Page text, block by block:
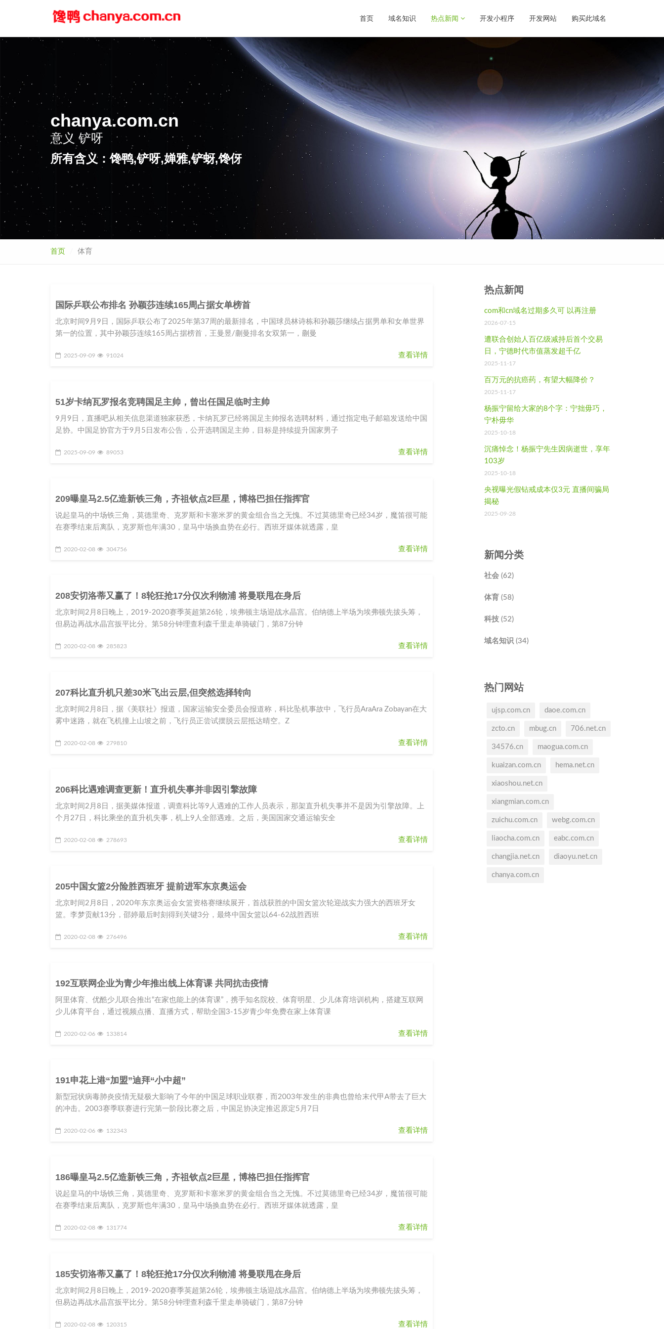
首页 域名知识 热点新闻 开发小程序 开发网站 购买此域名
chanya.com.cn
意义 铲呀
所有含义：馋鸭,铲呀,婵雅,铲蚜,馋伢
首页 体育
国际乒联公布排名 孙颖莎连续165周占据女单榜首
北京时间9月9日，国际乒联公布了2025年第37周的最新排名，中国球员林诗栋和孙颖莎继续占据男单和女单世界
第一的位置，其中孙颖莎连续165周占据榜首，王曼昱/蒯曼排名女双第一，蒯曼
2025-09-09 91024 查看详情
51岁卡纳瓦罗报名竞聘国足主帅，曾出任国足临时主帅
9月9日，直播吧从相关信息渠道独家获悉，卡纳瓦罗已经将国足主帅报名选聘材料，通过指定电子邮箱发送给中国
足协。中国足协官方于9月5日发布公告，公开选聘国足主帅，目标是持续提升国家男子
2025-09-09 89053 查看详情
209曝皇马2.5亿造新铁三角，齐祖钦点2巨星，博格巴担任指挥官
说起皇马的中场铁三角，莫德里奇、克罗斯和卡塞米罗的黄金组合当之无愧。不过莫德里奇已经34岁，魔笛很可能
在赛季结束后离队，克罗斯也年满30，皇马中场换血势在必行。西班牙媒体就透露，皇
2020-02-08 304756 查看详情
208安切洛蒂又赢了！8轮狂抢17分仅次利物浦 将曼联甩在身后
北京时间2月8日晚上，2019-2020赛季英超第26轮，埃弗顿主场迎战水晶宫。伯纳德上半场为埃弗顿先拔头筹，
但易边再战水晶宫扳平比分。第58分钟理查利森千里走单骑破门，第87分钟
2020-02-08 285823 查看详情
207科比直升机只差30米飞出云层,但突然选择转向
北京时间2月8日，据《美联社》报道，国家运输安全委员会报道称，科比坠机事故中，飞行员AraAra Zobayan在大
雾中迷路，就在飞机撞上山坡之前，飞行员正尝试摆脱云层抵达晴空。Z
2020-02-08 279810 查看详情
206科比遇难调查更新！直升机失事并非因引擎故障
北京时间2月8日，据美媒体报道，调查科比等9人遇难的工作人员表示，那架直升机失事并不是因为引擎故障。上
个月27日，科比乘坐的直升机失事，机上9人全部遇难。之后，美国国家交通运输安全
2020-02-08 278693 查看详情
205中国女篮2分险胜西班牙 提前进军东京奥运会
北京时间2月8日，2020年东京奥运会女篮资格赛继续展开，首战获胜的中国女篮次轮迎战实力强大的西班牙女
篮。李梦贡献13分，邵婷最后时刻得到关键3分，最终中国女篮以64-62战胜西班
2020-02-08 276496 查看详情
192互联网企业为青少年推出线上体育课 共同抗击疫情
阿里体育、优酷少儿联合推出“在家也能上的体育课”，携手知名院校、体育明星、少儿体育培训机构，搭建互联网
少儿体育平台，通过视频点播、直播方式，帮助全国3-15岁青少年免费在家上体育课
2020-02-06 133814 查看详情
191申花上港“加盟”迪拜“小中超”
新型冠状病毒肺炎疫情无疑极大影响了今年的中国足球职业联赛，而2003年发生的非典也曾给末代甲A带去了巨大
的冲击。2003赛季联赛进行完第一阶段比赛之后，中国足协决定推迟原定5月7日
2020-02-06 132343 查看详情
186曝皇马2.5亿造新铁三角，齐祖钦点2巨星，博格巴担任指挥官
说起皇马的中场铁三角，莫德里奇、克罗斯和卡塞米罗的黄金组合当之无愧。不过莫德里奇已经34岁，魔笛很可能
在赛季结束后离队，克罗斯也年满30，皇马中场换血势在必行。西班牙媒体就透露，皇
2020-02-08 131774 查看详情
185安切洛蒂又赢了！8轮狂抢17分仅次利物浦 将曼联甩在身后
北京时间2月8日晚上，2019-2020赛季英超第26轮，埃弗顿主场迎战水晶宫。伯纳德上半场为埃弗顿先拔头筹，
但易边再战水晶宫扳平比分。第58分钟理查利森千里走单骑破门，第87分钟
2020-02-08 120315 查看详情
热点新闻
com和cn域名过期多久可 以再注册
2026-07-15
遭联合创始人百亿级减持后首个交易
日，宁德时代市值蒸发超千亿
2025-11-17
百万元的抗癌药，有望大幅降价？
2025-11-17
杨振宁留给大家的8个字：宁拙毋巧，
宁朴毋华
2025-10-18
沉痛悼念！杨振宁先生因病逝世，享年
103岁
2025-10-18
央视曝光假钻戒成本仅3元 直播间骗局
揭秘
2025-09-28
新闻分类
社会 (62)
体育 (58)
科技 (52)
域名知识 (34)
热门网站
ujsp.com.cn daoe.com.cn
zcto.cn mbug.cn 706.net.cn
34576.cn maogua.com.cn
kuaizan.com.cn hema.net.cn
xiaoshou.net.cn
xiangmian.com.cn
zuichu.com.cn webg.com.cn
liaocha.com.cn eabc.com.cn
changjia.net.cn diaoyu.net.cn
chanya.com.cn